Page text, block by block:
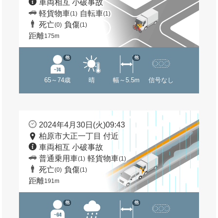
車両相互 小破事故
軽貨物車(1) 自転車(1)
死亡(0) 負傷(1)
距離175m
65～74歳
他
晴 幅～5.5m
他
信号なし
2024年4月30日(火)09:43
柏原市大正一丁目 付近
車両相互 小破事故
普通乗用車(1) 軽貨物車(1)
死亡(0) 負傷(1)
距離191m
他 他